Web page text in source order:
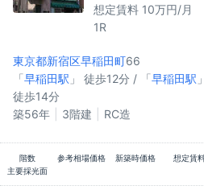
想定賃料 10万円/月
1R
東京都新宿区早稲田町66
「早稲田駅 」 徒歩12分 / 「早稲田駅
徒歩14分
築56年
3階建 RC造
階数 参考相場価格 新築時価格 想定賃
主要採光面